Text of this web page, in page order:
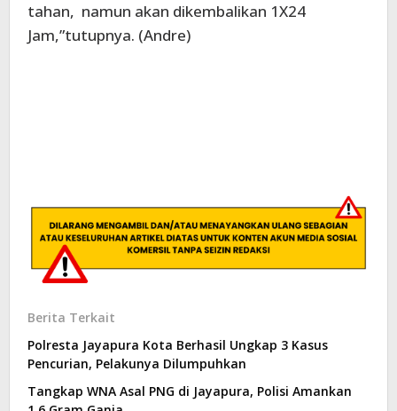
tahan, namun akan dikembalikan 1X24
Jam,”tutupnya. (Andre)
Berita Terkait
Polresta Jayapura Kota Berhasil Ungkap 3 Kasus
Pencurian, Pelakunya Dilumpuhkan
Tangkap WNA Asal PNG di Jayapura, Polisi Amankan